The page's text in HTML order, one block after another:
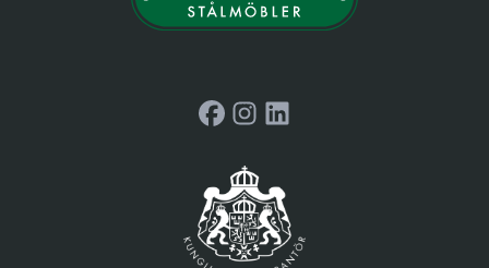
FacebookInstagramLinkedIn